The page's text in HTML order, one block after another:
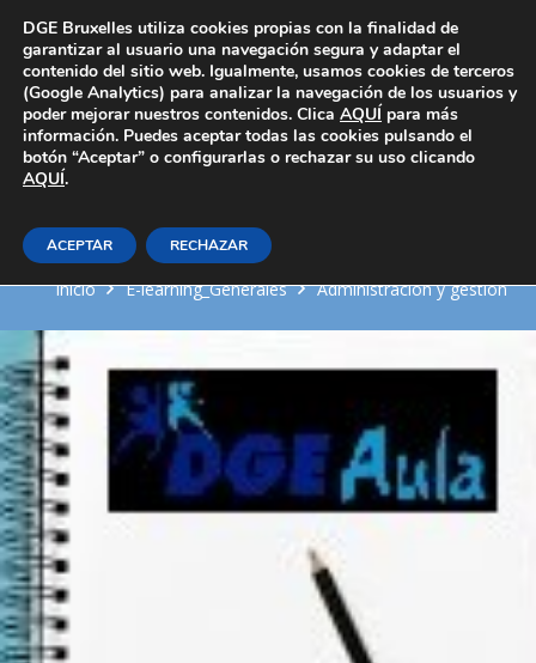
Área Privada
Técnicas de representación
gráfica en documentos
Inicio E-learning_Generales Administración y gestión
DGE Bruxelles utiliza cookies propias con la finalidad de
garantizar al usuario una navegación segura y adaptar el
contenido del sitio web. Igualmente, usamos cookies de terceros
(Google Analytics) para analizar la navegación de los usuarios y
poder mejorar nuestros contenidos. Clica AQUÍ para más
información. Puedes aceptar todas las cookies pulsando el
botón “Aceptar” o configurarlas o rechazar su uso clicando
AQUÍ.
ACEPTAR RECHAZAR